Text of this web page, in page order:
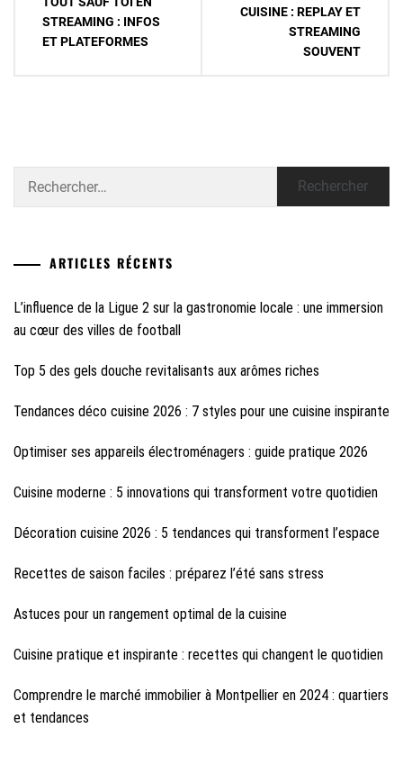
l’article
STREAMING : INFOS
ET PLATEFORMES
CUISINE : REPLAY ET
STREAMING
SOUVENT
ARTICLES RÉCENTS
L’influence de la Ligue 2 sur la gastronomie locale : une immersion
au cœur des villes de football
Top 5 des gels douche revitalisants aux arômes riches
Tendances déco cuisine 2026 : 7 styles pour une cuisine inspirante
Optimiser ses appareils électroménagers : guide pratique 2026
Cuisine moderne : 5 innovations qui transforment votre quotidien
Décoration cuisine 2026 : 5 tendances qui transforment l’espace
Recettes de saison faciles : préparez l’été sans stress
Astuces pour un rangement optimal de la cuisine
Cuisine pratique et inspirante : recettes qui changent le quotidien
Comprendre le marché immobilier à Montpellier en 2024 : quartiers
et tendances